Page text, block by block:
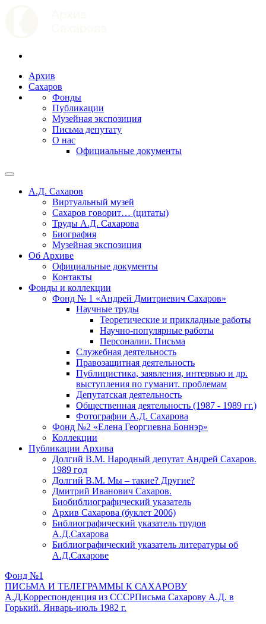
Архив
Сахаров
Фонды
Публикации
Музейная экспозиция
Письма депутату
О нас
Официальные документы
А.Д. Сахаров
Виртуальный музей
Сахаров говорит… (цитаты)
Труды А.Д. Сахарова
Биография
Музейная экспозиция
Об Архиве
Официальные документы
Контакты
Фонды и коллекции
Фонд № 1 «Андрей Дмитриевич Сахаров»
Научные труды
Теоретические и прикладные работы
Научно-популярные работы
Персоналии. Письма
Служебная деятельность
Правозащитная деятельность
Публицистика, заявления, интервью и др.
выступления по гуманит. проблемам
Депутатская деятельность
Общественная деятельность (1987 - 1989 гг.)
Фотографии А.Д. Сахарова
Фонд №2 «Елена Георгиевна Боннэр»
Коллекции
Публикации Архива
Долгий В.М. Народный депутат Андрей Сахаров.
1989 год
Долгий В.М. Мы – такие? Другие?
Дмитрий Иванович Сахаров.
Биобиблиографический указатель
Архив Сахарова (буклет 2006)
Библиографический указатель трудов
А.Д.Сахарова
Библиографический указатель литературы об
А.Д.Сахарове
Фонд №1
ПИСЬМА И ТЕЛЕГРАММЫ К САХАРОВУ
А.Д.Корреспонденция из СССРПисьма Сахарову А.Д. в
Горький. Январь-июль 1982 г.